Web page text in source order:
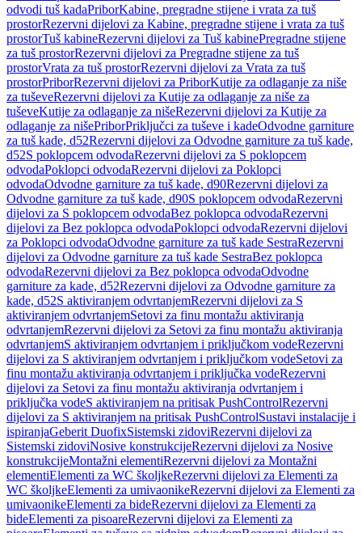
odvodi tuš kadaPriborKabine, pregradne stijene i vrata za tuš
prostorRezervni dijelovi za Kabine, pregradne stijene i vrata za tuš
prostorTuš kabineRezervni dijelovi za Tuš kabinePregradne stijene
za tuš prostorRezervni dijelovi za Pregradne stijene za tuš
prostorVrata za tuš prostorRezervni dijelovi za Vrata za tuš
prostorPriborRezervni dijelovi za PriborKutije za odlaganje za niše
za tuševeRezervni dijelovi za Kutije za odlaganje za niše za
tuševeKutije za odlaganje za nišeRezervni dijelovi za Kutije za
odlaganje za nišePriborPriključci za tuševe i kadeOdvodne garniture
za tuš kade, d52Rezervni dijelovi za Odvodne garniture za tuš kade,
d52S poklopcem odvodaRezervni dijelovi za S poklopcem
odvodaPoklopci odvodaRezervni dijelovi za Poklopci
odvodaOdvodne garniture za tuš kade, d90Rezervni dijelovi za
Odvodne garniture za tuš kade, d90S poklopcem odvodaRezervni
dijelovi za S poklopcem odvodaBez poklopca odvodaRezervni
dijelovi za Bez poklopca odvodaPoklopci odvodaRezervni dijelovi
za Poklopci odvodaOdvodne garniture za tuš kade SestraRezervni
dijelovi za Odvodne garniture za tuš kade SestraBez poklopca
odvodaRezervni dijelovi za Bez poklopca odvodaOdvodne
garniture za kade, d52Rezervni dijelovi za Odvodne garniture za
kade, d52S aktiviranjem odvrtanjemRezervni dijelovi za S
aktiviranjem odvrtanjemSetovi za finu montažu aktiviranja
odvrtanjemRezervni dijelovi za Setovi za finu montažu aktiviranja
odvrtanjemS aktiviranjem odvrtanjem i priključkom vodeRezervni
dijelovi za S aktiviranjem odvrtanjem i priključkom vodeSetovi za
finu montažu aktiviranja odvrtanjem i priključka vodeRezervni
dijelovi za Setovi za finu montažu aktiviranja odvrtanjem i
priključka vodeS aktiviranjem na pritisak PushControlRezervni
dijelovi za S aktiviranjem na pritisak PushControlSustavi instalacije i
ispiranjaGeberit DuofixSistemski zidoviRezervni dijelovi za
Sistemski zidoviNosive konstrukcijeRezervni dijelovi za Nosive
konstrukcijeMontažni elementiRezervni dijelovi za Montažni
elementiElementi za WC školjkeRezervni dijelovi za Elementi za
WC školjkeElementi za umivaonikeRezervni dijelovi za Elementi za
umivaonikeElementi za bideRezervni dijelovi za Elementi za
bideElementi za pisoareRezervni dijelovi za Elementi za